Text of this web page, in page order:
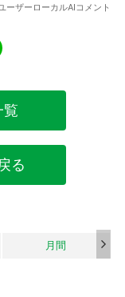
覧
る
月間